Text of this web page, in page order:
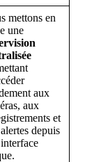
mettons en
une
aux
aux
et
depuis